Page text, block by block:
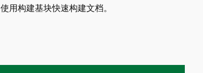
使用构建基块快速构建文档。